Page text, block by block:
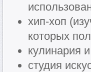
хип-хоп
которых
кулинария
студия